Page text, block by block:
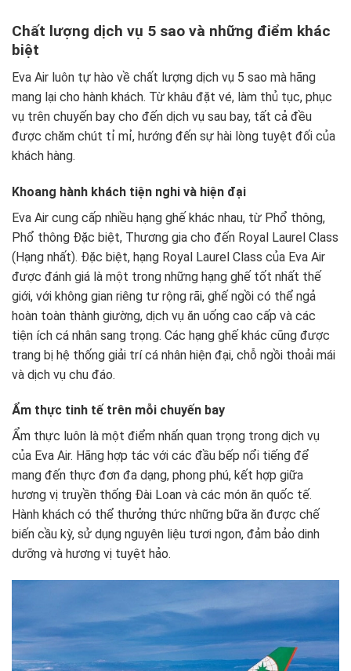
Chất lượng dịch vụ 5 sao và những điểm khác
biệt
Eva Air luôn tự hào về chất lượng dịch vụ 5 sao mà hãng
mang lại cho hành khách. Từ khâu đặt vé, làm thủ tục, phục
vụ trên chuyến bay cho đến dịch vụ sau bay, tất cả đều
được chăm chút tỉ mỉ, hướng đến sự hài lòng tuyệt đối của
khách hàng.
Khoang hành khách tiện nghi và hiện đại
Eva Air cung cấp nhiều hạng ghế khác nhau, từ Phổ thông,
Phổ thông Đặc biệt, Thương gia cho đến Royal Laurel Class
(Hạng nhất). Đặc biệt, hạng Royal Laurel Class của Eva Air
được đánh giá là một trong những hạng ghế tốt nhất thế
giới, với không gian riêng tư rộng rãi, ghế ngồi có thể ngả
hoàn toàn thành giường, dịch vụ ăn uống cao cấp và các
tiện ích cá nhân sang trọng. Các hạng ghế khác cũng được
trang bị hệ thống giải trí cá nhân hiện đại, chỗ ngồi thoải mái
và dịch vụ chu đáo.
Ẩm thực tinh tế trên mỗi chuyến bay
Ẩm thực luôn là một điểm nhấn quan trọng trong dịch vụ
của Eva Air. Hãng hợp tác với các đầu bếp nổi tiếng để
mang đến thực đơn đa dạng, phong phú, kết hợp giữa
hương vị truyền thống Đài Loan và các món ăn quốc tế.
Hành khách có thể thưởng thức những bữa ăn được chế
biến cầu kỳ, sử dụng nguyên liệu tươi ngon, đảm bảo dinh
dưỡng và hương vị tuyệt hảo.